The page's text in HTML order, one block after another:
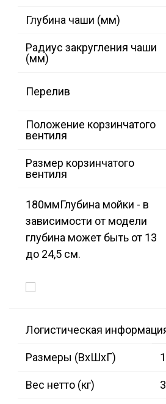
Глубина чаши (мм)
Радиус закругления чаши
(мм)
Перелив
Положение корзинчатого
вентиля
Размер корзинчатого
вентиля
180ммГлубина мойки - в
зависимости от модели
глубина может быть от 13
до 24,5 см.
Логистическая
Размеры (ВxШxГ)
Вес нетто (кг)